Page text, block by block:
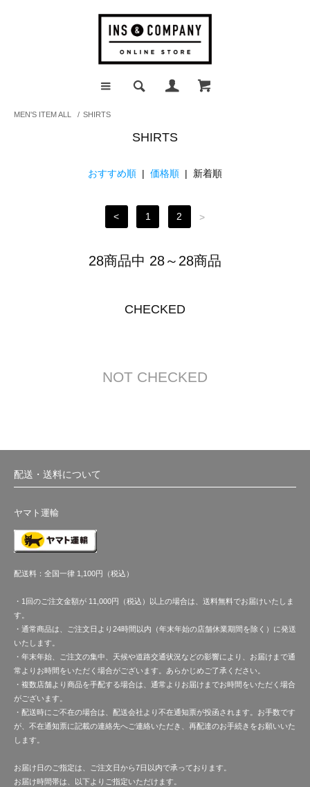
MEN'S ITEM ALL / SHIRTS
SHIRTS
おすすめ順 | 価格順 | 新着順
< 1 2 >
28商品中 28～28商品
CHECKED
NOT CHECKED
配送・送料について
ヤマト運輸
配送料：全国一律 1,100円（税込）
・1回のご注文金額が 11,000円（税込）以上の場合は、送料無料でお届けいたしま
す。
・通常商品は、ご注文日より24時間以内（年末年始の店舗休業期間を除く）に発送
いたします。
・年末年始、ご注文の集中、天候や道路交通状況などの影響により、お届けまで通
常よりお時間をいただく場合がございます。あらかじめご了承ください。
・複数店舗より商品を手配する場合は、通常よりお届けまでお時間をいただく場合
がございます。
・配送時にご不在の場合は、配送会社より不在通知票が投函されます。お手数です
が、不在通知票に記載の連絡先へご連絡いただき、再配達のお手続きをお願いいた
します。
お届け日のご指定は、ご注文日から7日以内で承っております。
お届け時間帯は、以下よりご指定いただけます。